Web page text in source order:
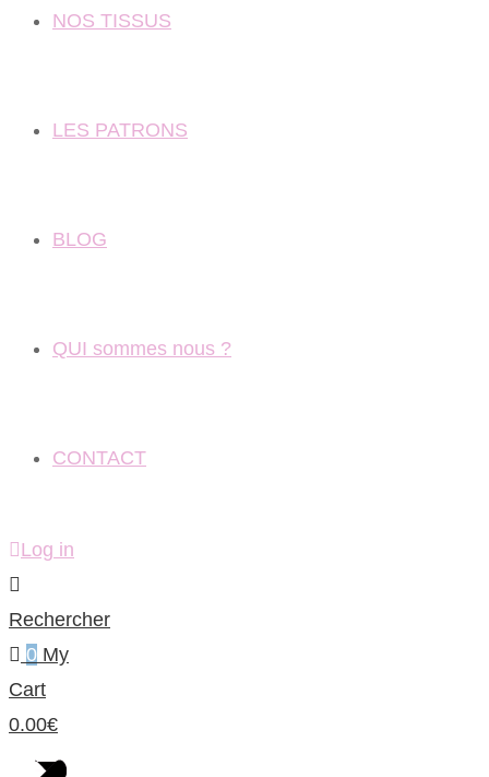
NOS TISSUS
LES PATRONS
BLOG
QUI sommes nous ?
CONTACT
Log in
Rechercher
0 My
Cart
0.00€